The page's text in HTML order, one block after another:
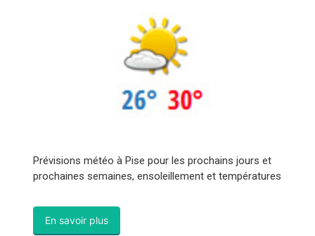
Prévisions météo à Pise pour les prochains jours et
prochaines semaines, ensoleillement et températures
En savoir plus